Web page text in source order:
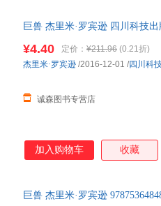
巨兽 杰里米·罗宾逊 四川科技
¥4.40 定价： ¥211.96 (0.21折)
诚森图书专营店
杰里米·罗宾逊 /2016-12-01 /四川科
加入购物车 收藏
巨兽 杰里米·罗宾逊